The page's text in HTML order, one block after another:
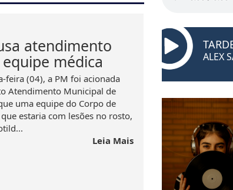
atendimento
médica
feira (04), a PM foi acionada
Atendimento Municipal de
uma equipe do Corpo de
estaria com lesões no rosto,
Leia Mais
ALEX